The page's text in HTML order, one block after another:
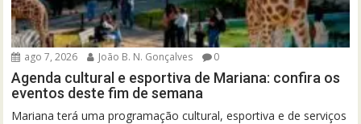
ago 7, 2026 João B. N. Gonçalves 0
Agenda cultural e esportiva de Mariana: confira os
eventos deste fim de semana
Mariana terá uma programação cultural, esportiva e de serviços